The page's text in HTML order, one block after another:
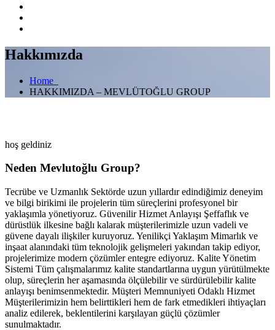
Hakkımızda
Home
HAKKIMIZDA – MEVLÜTOĞLU GROUP
hoş geldiniz
Neden Mevlutoğlu Group?
Tecrübe ve Uzmanlık Sektörde uzun yıllardır edindiğimiz deneyim
ve bilgi birikimi ile projelerin tüm süreçlerini profesyonel bir
yaklaşımla yönetiyoruz. Güvenilir Hizmet Anlayışı Şeffaflık ve
dürüstlük ilkesine bağlı kalarak müşterilerimizle uzun vadeli ve
güvene dayalı ilişkiler kuruyoruz. Yenilikçi Yaklaşım Mimarlık ve
inşaat alanındaki tüm teknolojik gelişmeleri yakından takip ediyor,
projelerimize modern çözümler entegre ediyoruz. Kalite Yönetim
Sistemi Tüm çalışmalarımız kalite standartlarına uygun yürütülmekte
olup, süreçlerin her aşamasında ölçülebilir ve sürdürülebilir kalite
anlayışı benimsenmektedir. Müşteri Memnuniyeti Odaklı Hizmet
Müşterilerimizin hem belirttikleri hem de fark etmedikleri ihtiyaçları
analiz edilerek, beklentilerini karşılayan güçlü çözümler
sunulmaktadır.